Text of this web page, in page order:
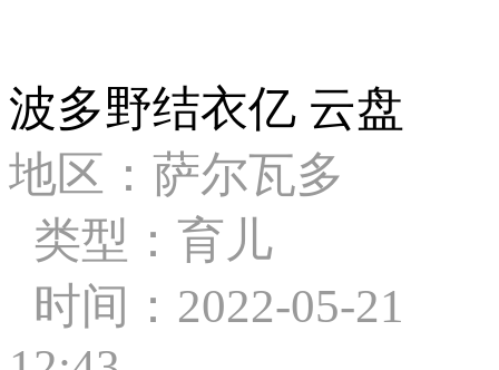
波多野结衣亿 云盘
地区：萨尔瓦多
类型：育儿
时间：2022-05-21